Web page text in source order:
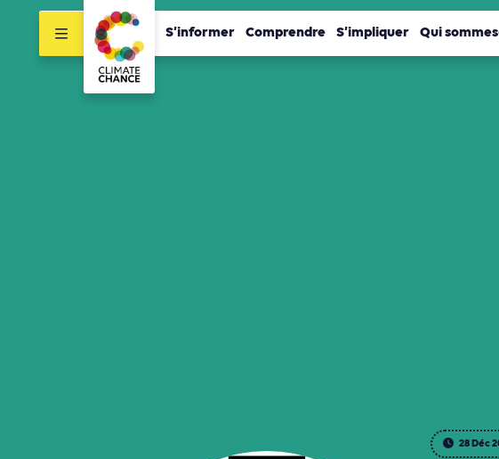
S’informer Comprendre S’impliquer Qui
28 Déc